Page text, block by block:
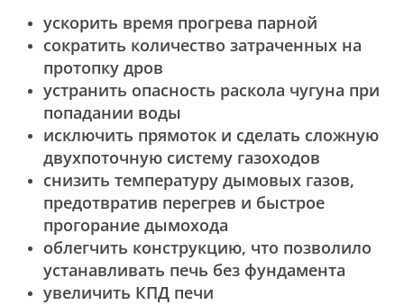
ускорить время прогрева парной
сократить количество затраченных на
протопку дров
устранить опасность раскола чугуна при
попадании воды
исключить прямоток и сделать сложную
двухпоточную систему газоходов
снизить температуру дымовых газов,
предотвратив перегрев и быстрое
прогорание дымохода
облегчить конструкцию, что позволило
устанавливать печь без фундамента
увеличить КПД печи